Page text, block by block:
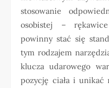
stosowanie
osobistej –
powinny stać się
tym rodzajem
klucza udarowego
pozycję ciała i unikać